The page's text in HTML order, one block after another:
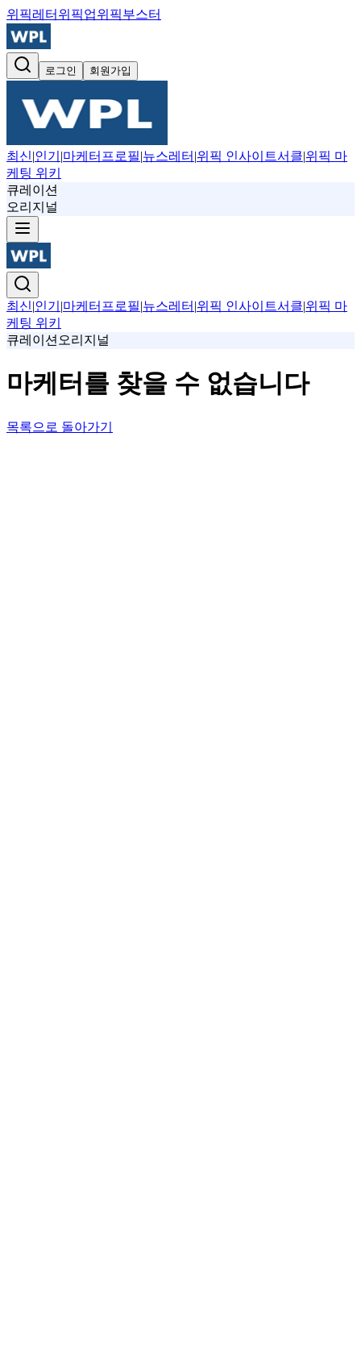
위픽레터 위픽업위픽부스터
로그인 회원가입
최신|인기 |마케터프로필|뉴스레터 |위픽 인사이트서클|위픽 마
케팅 위키
큐레이션
오리지널
최신|인기 |마케터프로필|뉴스레터 |위픽 인사이트서클|위픽 마
케팅 위키
큐레이션 오리지널
마케터를 찾을 수 없습니다
목록으로 돌아가기